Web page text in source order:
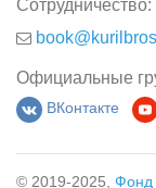
Сотрудничество:
Официальные
ВКонтакте
© 2019-2025, Фонд